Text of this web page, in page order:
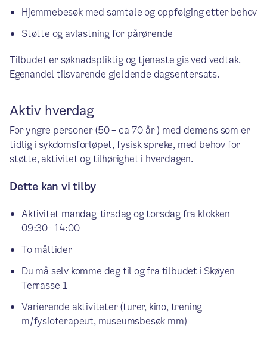
Hjemmebesøk med samtale og oppfølging etter behov
Støtte og avlastning for pårørende
Tilbudet er søknadspliktig og tjeneste gis ved vedtak.
Egenandel tilsvarende gjeldende dagsentersats.
Aktiv hverdag
For yngre personer (50 – ca 70 år ) med demens som er
tidlig i sykdomsforløpet, fysisk spreke, med behov for
støtte, aktivitet og tilhørighet i hverdagen.
Dette kan vi tilby
Aktivitet mandag-tirsdag og torsdag fra klokken
09:30- 14:00
To måltider
Du må selv komme deg til og fra tilbudet i Skøyen
Terrasse 1
Varierende aktiviteter (turer, kino, trening
m/fysioterapeut, museumsbesøk mm)